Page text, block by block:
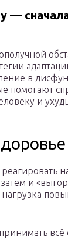
—
в
и
и
всё